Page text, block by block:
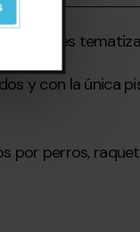
infantiles
y con la única
por perros,